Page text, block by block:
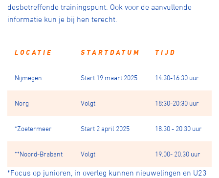
desbetreffende trainingspunt. Ook voor de aanvullende
informatie kun je bij hen terecht.
LOCATIE STARTDATUM TIJD
Nijmegen Start 19 maart 2025 14:30-16:30 uur
Norg Volgt 18:30-20:30 uur
*Zoetermeer Start 2 april 2025 18.30 - 20.30 uur
**Noord-Brabant Volgt 19.00- 20.30 uur
*Focus op junioren, in overleg kunnen nieuwelingen en U23